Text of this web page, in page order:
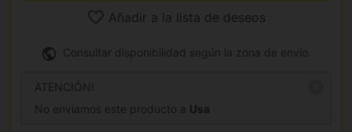
Añadir a la lista de deseos
Consultar disponibilidad según la zona de envío.
ATENCIÓN!
No enviamos este producto a Usa